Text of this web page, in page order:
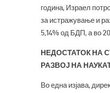
година, Израел
за истражување и
5,14% од БДП, а во
НЕДОСТАТОК НА
РАЗВОЈ НА
Во една изјава,